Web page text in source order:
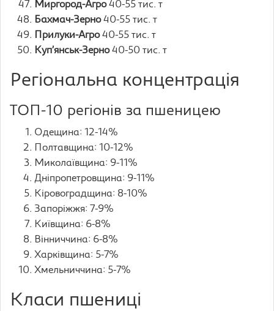
Миргород-Агро40-55 тис. т
Бахмач-Зерно40-55 тис. т
Прилуки-Агро40-55 тис. т
Куп’янськ-Зерно40-50 тис. т
Регіональна концентрація
ТОП-10 регіонів за пшеницею
Одещина: 12-14%
Полтавщина: 10-12%
Миколаївщина: 9-11%
Дніпропетровщина: 9-11%
Кіровоградщина: 8-10%
Запоріжжя: 7-9%
Київщина: 6-8%
Вінниччина: 6-8%
Харківщина: 5-7%
Хмельниччина: 5-7%
Класи пшениці